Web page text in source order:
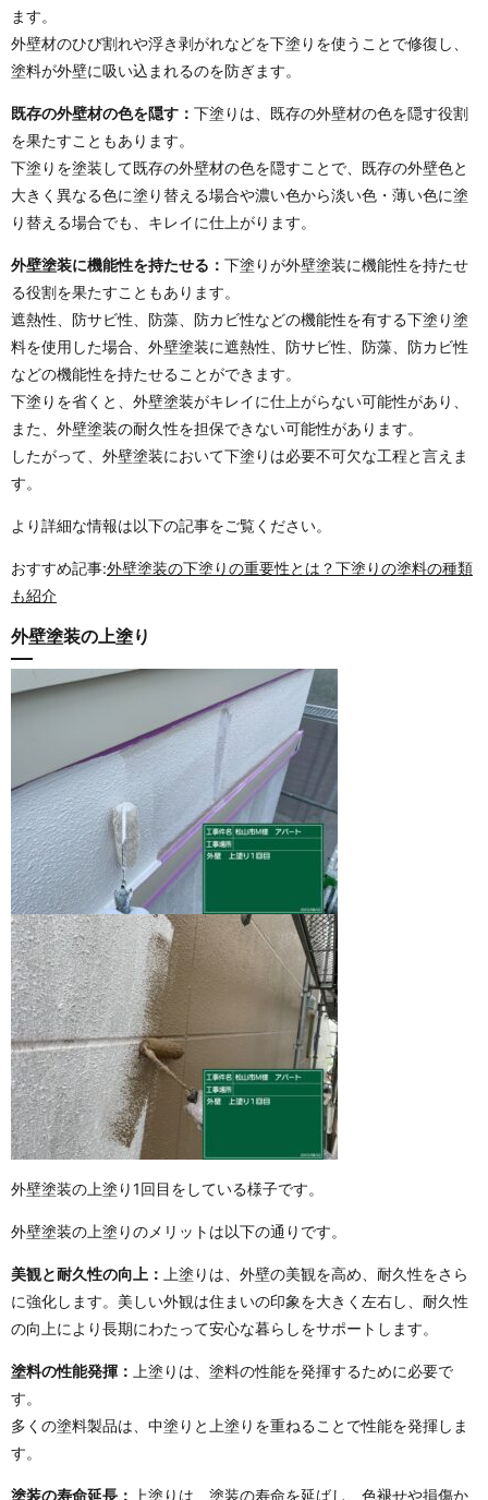
ます。
外壁材のひび割れや浮き剥がれなどを下塗りを使うことで修復し、
塗料が外壁に吸い込まれるのを防ぎます。
既存の外壁材の色を隠す： 下塗りは、既存の外壁材の色を隠す役割
を果たすこともあります。
下塗りを塗装して既存の外壁材の色を隠すことで、既存の外壁色と
大きく異なる色に塗り替える場合や濃い色から淡い色・薄い色に塗
り替える場合でも、キレイに仕上がります。
外壁塗装に機能性を持たせる： 下塗りが外壁塗装に機能性を持たせ
る役割を果たすこともあります。
遮熱性、防サビ性、防藻、防カビ性などの機能性を有する下塗り塗
料を使用した場合、外壁塗装に遮熱性、防サビ性、防藻、防カビ性
などの機能性を持たせることができます。
下塗りを省くと、外壁塗装がキレイに仕上がらない可能性があり、
また、外壁塗装の耐久性を担保できない可能性があります。
したがって、外壁塗装において下塗りは必要不可欠な工程と言えま
す。
より詳細な情報は以下の記事をご覧ください。
おすすめ記事:外壁塗装の下塗りの重要性とは？下塗りの塗料の種類
も紹介
外壁塗装の上塗り
外壁塗装の上塗り1回目をしている様子です。
外壁塗装の上塗りのメリットは以下の通りです。
美観と耐久性の向上： 上塗りは、外壁の美観を高め、耐久性をさら
に強化します。美しい外観は住まいの印象を大きく左右し、耐久性
の向上により長期にわたって安心な暮らしをサポートします。
塗料の性能発揮： 上塗りは、塗料の性能を発揮するために必要で
す。
多くの塗料製品は、中塗りと上塗りを重ねることで性能を発揮しま
す。
塗装の寿命延長： 上塗りは、塗装の寿命を延ばし、色褪せや損傷か